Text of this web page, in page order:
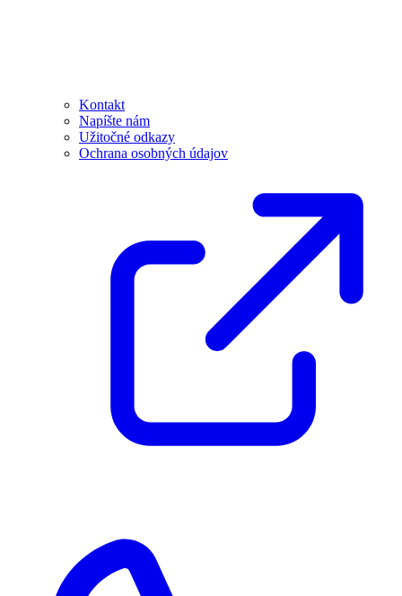
Kontakt
Napíšte nám
Užitočné odkazy
Ochrana osobných údajov